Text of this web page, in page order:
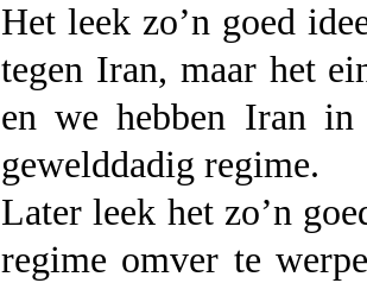
Het leek zo’n goed
tegen Iran, maar het
en we hebben Iran in
gewelddadig regime.
Later leek het zo’n
regime omver te